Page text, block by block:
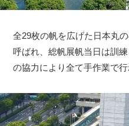
全29枚の帆を広げた日本丸
呼ばれ、総帆展帆当日は訓
の協力により全て手作業で行